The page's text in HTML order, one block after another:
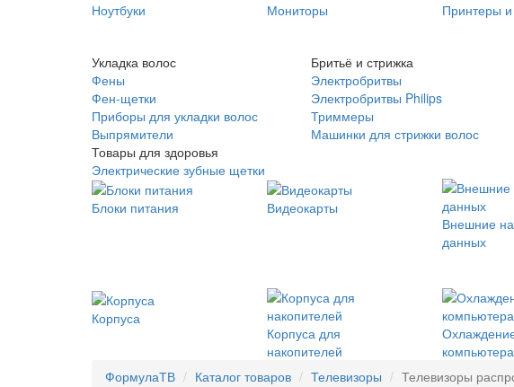
Ноутбуки Мониторы
Принтеры
Укладка волос
Фены
Фен-щетки
Приборы для укладки волос
Выпрямители
Товары для здоровья
Электрические зубные щетки
Бритьё и стрижка
Электробритвы
Электробритвы Philips
Триммеры
Машинки для стрижки волос
Блоки питания
Видеокарты
Внешние
данных
Корпуса
Корпуса для
накопителей
компьютера
ФормулаТВ Каталог товаров Телевизоры Телевизоры